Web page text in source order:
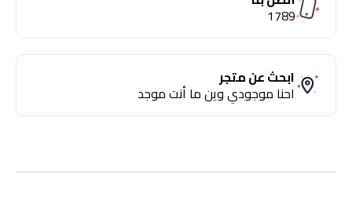
1789
ابحث عن متجر
احنا موجودي وين ما أنت موجد